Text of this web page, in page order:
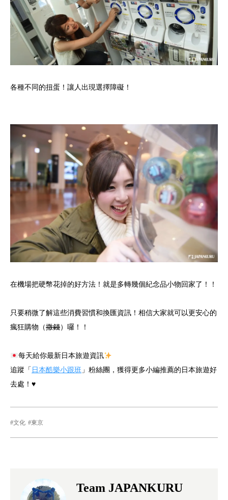
各種不同的扭蛋！讓人出現選擇障礙！
在機場把硬幣花掉的好方法！就是多轉幾個紀念品小物回家了！！
只要稍微了解這些消費習慣和換匯資訊！相信大家就可以更安心的
瘋狂購物（撒錢）囉！！
每天給你最新日本旅遊資訊
追蹤「 日本酷樂小跟班 」粉絲團，獲得更多小編推薦的日本旅遊好
去處！♥
文化 東京
Team JAPANKURU